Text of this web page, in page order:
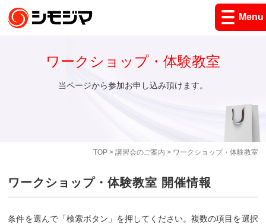
Menu
TOP> 講習会のご案内 > ワークショップ・体験教室
ワークショップ・体験教室
当ページから参加お申し込み頂けます。
ワークショップ・体験教室 開催情報
条件を選んで「検索ボタン」を押してください。複数の項目を選択